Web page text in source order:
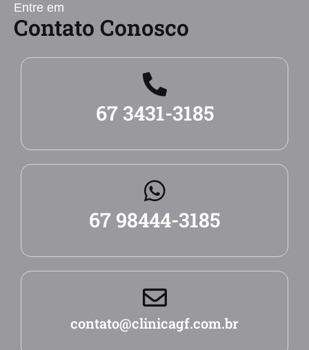
Entre em
Contato Conosco
67 3431-3185
67 98444-3185
contato@clinicagf.com.br